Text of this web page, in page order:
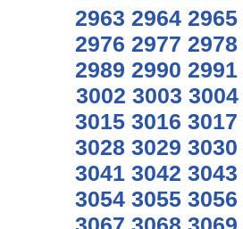
2963 2964 2965
2976 2977 2978
2989 2990 2991
3002 3003 3004
3015 3016 3017
3028 3029 3030
3041 3042 3043
3054 3055 3056